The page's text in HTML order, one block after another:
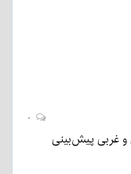
و غربی پیش‌بینی